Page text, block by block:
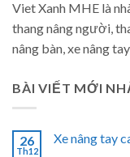
Viet Xanh MHE là
thang nâng người,
nâng bàn, xe nâng
BÀI VIẾT MỚI
26
Th12
Xe nâng tay